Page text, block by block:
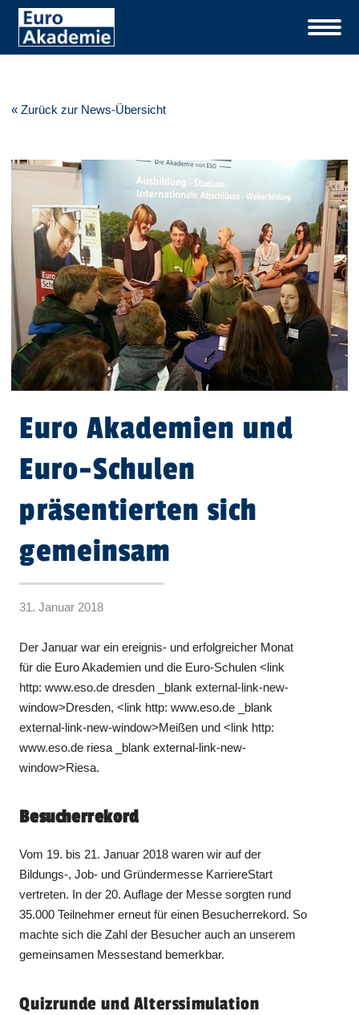
« Zurück zur News-Übersicht
Euro Akademien und
Euro-Schulen
präsentierten sich
gemeinsam
31. Januar 2018
Der Januar war ein ereignis- und erfolgreicher Monat
für die Euro Akademien und die Euro-Schulen <link
http: www.eso.de dresden _blank external-link-new-
window>Dresden, <link http: www.eso.de _blank
external-link-new-window>Meißen und <link http:
www.eso.de riesa _blank external-link-new-
window>Riesa.
Besucherrekord
Vom 19. bis 21. Januar 2018 waren wir auf der
Bildungs-, Job- und Gründermesse KarriereStart
vertreten. In der 20. Auflage der Messe sorgten rund
35.000 Teilnehmer erneut für einen Besucherrekord. So
machte sich die Zahl der Besucher auch an unserem
gemeinsamen Messestand bemerkbar.
Quizrunde und Alterssimulation